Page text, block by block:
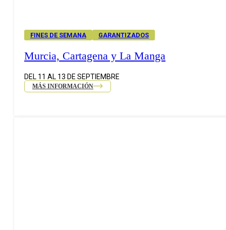
FINES DE SEMANA GARANTIZADOS
Murcia, Cartagena y La Manga
DEL 11 AL 13 DE SEPTIEMBRE
MÁS INFORMACIÓN